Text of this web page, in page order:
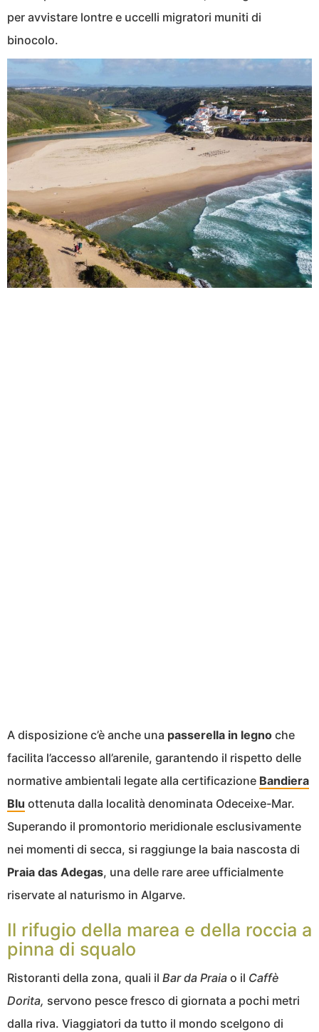
per avvistare lontre e uccelli migratori muniti di
binocolo.
A disposizione c’è anche una passerella in legno che
facilita l’accesso all’arenile, garantendo il rispetto delle
normative ambientali legate alla certificazione Bandiera
Blu ottenuta dalla località denominata Odeceixe-Mar.
Superando il promontorio meridionale esclusivamente
nei momenti di secca, si raggiunge la baia nascosta di
Praia das Adegas, una delle rare aree ufficialmente
riservate al naturismo in Algarve.
Il rifugio della marea e della roccia a
pinna di squalo
Ristoranti della zona, quali il Bar da Praia o il Caffè
Dorita, servono pesce fresco di giornata a pochi metri
dalla riva. Viaggiatori da tutto il mondo scelgono di